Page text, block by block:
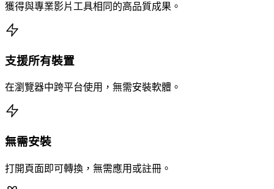
獲得與專業影片工具相同的高品質成果。
支援所有裝置
在瀏覽器中跨平台使用，無需安裝軟體。
無需安裝
打開頁面即可轉換，無需應用或註冊。